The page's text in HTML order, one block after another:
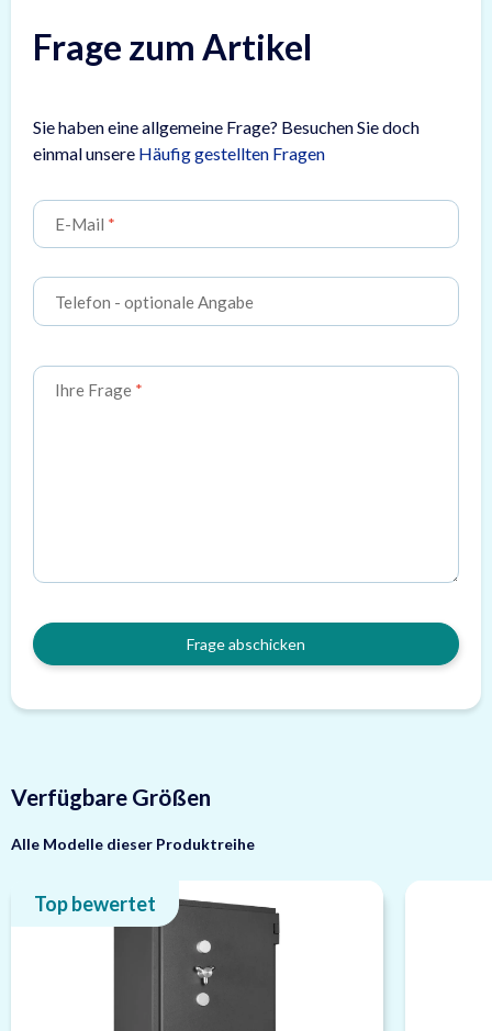
Frage zum Artikel
Sie haben eine allgemeine Frage? Besuchen Sie doch
einmal unsere Häufig gestellten Fragen
E-Mail
Telefon - optionale Angabe
Ihre Frage
Frage abschicken
Verfügbare Größen
Alle Modelle dieser Produktreihe
Top bewertet